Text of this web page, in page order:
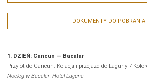
DOKUMENTY DO POBRANIA
1. DZIEŃ: Cancun — Bacalar
Przylot do Cancun. Kolacja i przejazd do Laguny 7
Nocleg w Bacalar: Hotel Laguna